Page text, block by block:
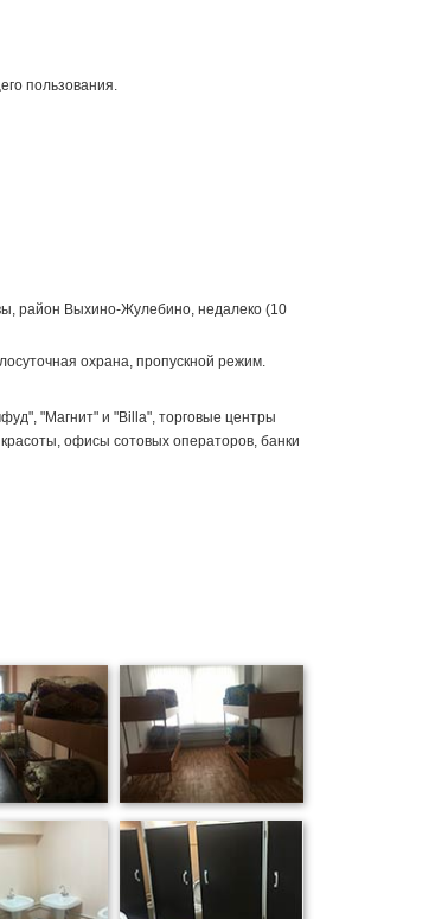
пользования.
район Выхино-Жулебино, недалеко (10
охрана, пропускной режим.
"Магнит" и "Billa", торговые центры
офисы сотовых операторов, банки